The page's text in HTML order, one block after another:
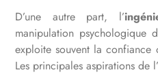
D’une autre part, l’
manipulation psychologique
exploite souvent la
Les principales aspirations de